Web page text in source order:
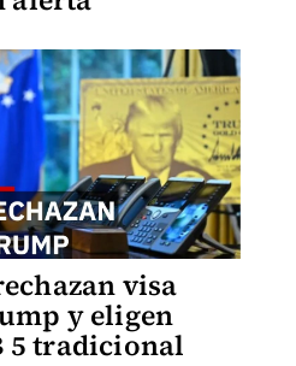
visa
y eligen
5 tradicional